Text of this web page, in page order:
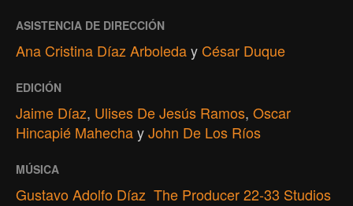
ASISTENCIA DE DIRECCIÓN
Ana Cristina Díaz Arboleday César Duque
EDICIÓN
Jaime Díaz, Ulises De Jesús Ramos, Oscar
Hincapié MahechayJohn De Los Ríos
MÚSICA
Gustavo Adolfo Díaz  The Producer 22-33 Studios